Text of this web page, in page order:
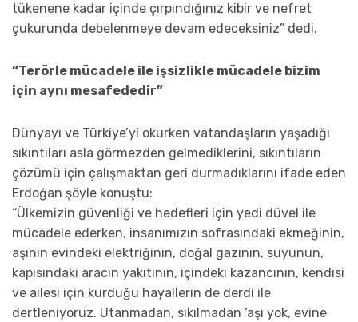
tükenene kadar içinde çırpındığınız kibir ve nefret
çukurunda debelenmeye devam edeceksiniz” dedi.
“Terörle mücadele ile işsizlikle mücadele bizim
için aynı mesafededir”
Dünyayı ve Türkiye’yi okurken vatandaşların yaşadığı
sıkıntıları asla görmezden gelmediklerini, sıkıntıların
çözümü için çalışmaktan geri durmadıklarını ifade eden
Erdoğan şöyle konuştu:
“Ülkemizin güvenliği ve hedefleri için yedi düvel ile
mücadele ederken, insanımızın sofrasındaki ekmeğinin,
aşının evindeki elektriğinin, doğal gazının, suyunun,
kapısındaki aracın yakıtının, içindeki kazancının, kendisi
ve ailesi için kurduğu hayallerin de derdi ile
dertleniyoruz. Utanmadan, sıkılmadan ‘aşı yok, evine